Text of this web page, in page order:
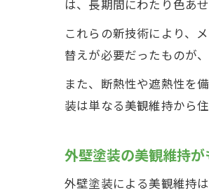
は、長期間にわたり色あ
これらの新技術により、
替えが必要だったものが
また、断熱性や遮熱性を
装は単なる美観維持から
外壁塗装の美観維持
外壁塗装による美観維持